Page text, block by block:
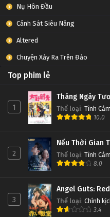
Nụ Hôn Đầu
Cảnh Sát Siêu Năng
Altered
Chuyện Xảy Ra Trên Đảo
Top phim lẻ
1
Tháng Ngày
Thể loại: Tình Cảm
10.0
2
Nếu Thời Gian
Thể loại: Tình Cảm
8.0
3
Angel Guts:
Thể loại: Chính
3.4